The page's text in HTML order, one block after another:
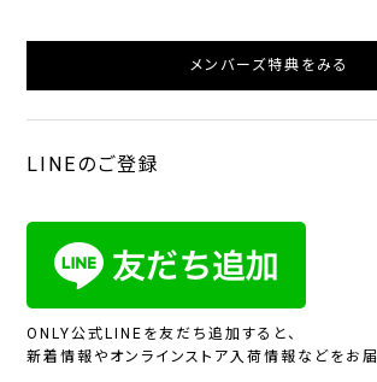
メンバーズ特典をみる
LINEのご登録
ONLY公式LINEを友だち追加すると、
新着情報やオンラインストア入荷情報などをお届